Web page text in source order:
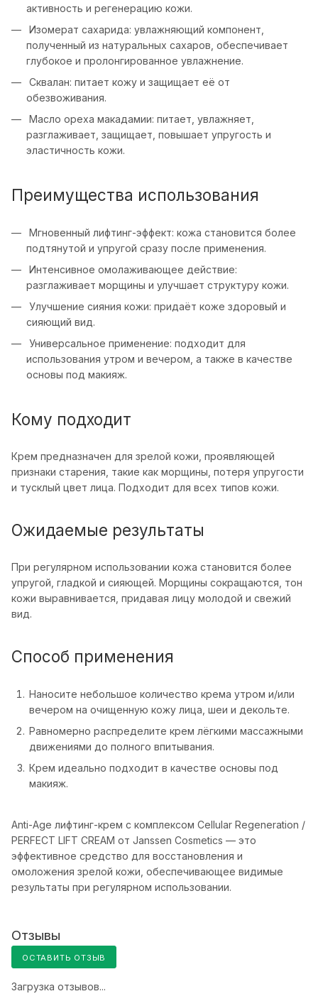
активность и регенерацию кожи.
Изомерат сахарида: увлажняющий компонент,
полученный из натуральных сахаров, обеспечивает
глубокое и пролонгированное увлажнение.
Сквалан: питает кожу и защищает её от
обезвоживания.
Масло ореха макадамии: питает, увлажняет,
разглаживает, защищает, повышает упругость и
эластичность кожи.
Преимущества использования
Мгновенный лифтинг-эффект: кожа становится более
подтянутой и упругой сразу после применения.
Интенсивное омолаживающее действие:
разглаживает морщины и улучшает структуру кожи.
Улучшение сияния кожи: придаёт коже здоровый и
сияющий вид.
Универсальное применение: подходит для
использования утром и вечером, а также в качестве
основы под макияж.
Кому подходит
Крем предназначен для зрелой кожи, проявляющей
признаки старения, такие как морщины, потеря упругости
и тусклый цвет лица. Подходит для всех типов кожи.
Ожидаемые результаты
При регулярном использовании кожа становится более
упругой, гладкой и сияющей. Морщины сокращаются, тон
кожи выравнивается, придавая лицу молодой и свежий
вид.
Способ применения
Наносите небольшое количество крема утром и/или
вечером на очищенную кожу лица, шеи и декольте.
Равномерно распределите крем лёгкими массажными
движениями до полного впитывания.
Крем идеально подходит в качестве основы под
макияж.
Anti-Age лифтинг-крем с комплексом Cellular Regeneration /
PERFECT LIFT CREAM от Janssen Cosmetics — это
эффективное средство для восстановления и
омоложения зрелой кожи, обеспечивающее видимые
результаты при регулярном использовании.
Отзывы
ОСТАВИТЬ ОТЗЫВ
Загрузка отзывов...